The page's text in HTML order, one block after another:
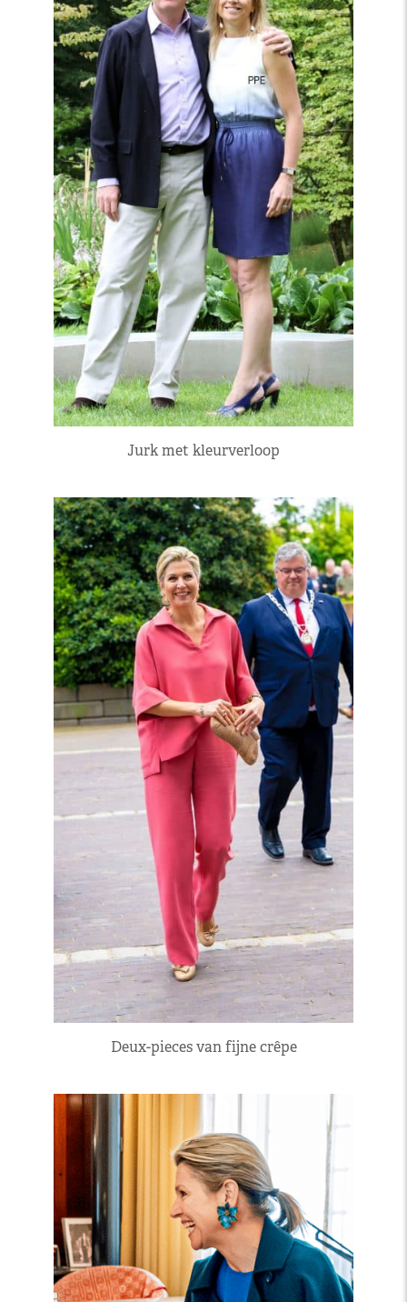
Jurk met kleurverloop
Deux-pieces van fijne crêpe